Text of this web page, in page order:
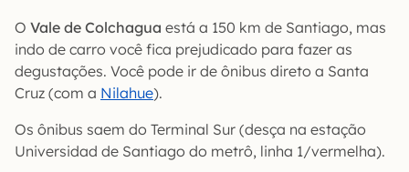
O Vale de Colchagua está a 150 km de Santiago, mas
indo de carro você fica prejudicado para fazer as
degustações. Você pode ir de ônibus direto a Santa
Cruz (com a Nilahue).
Os ônibus saem do Terminal Sur (desça na estação
Universidad de Santiago do metrô, linha 1/vermelha).